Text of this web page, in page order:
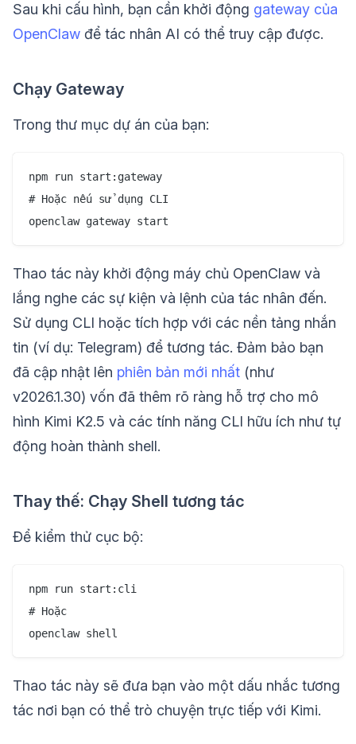
Sau khi cấu hình, bạn cần khởi động gateway của
OpenClaw để tác nhân AI có thể truy cập được.
Chạy Gateway
Trong thư mục dự án của bạn:
npm run start:gateway
# Hoặc nếu sử dụng CLI
Thao tác này khởi động máy chủ OpenClaw và
lắng nghe các sự kiện và lệnh của tác nhân đến.
Sử dụng CLI hoặc tích hợp với các nền tảng nhắn
tin (ví dụ: Telegram) để tương tác. Đảm bảo bạn
đã cập nhật lên phiên bản mới nhất (như
v2026.1.30) vốn đã thêm rõ ràng hỗ trợ cho mô
hình Kimi K2.5 và các tính năng CLI hữu ích như tự
động hoàn thành shell.
Thay thế: Chạy Shell tương tác
Để kiểm thử cục bộ:
npm run start:cli
# Hoặc
Thao tác này sẽ đưa bạn vào một dấu nhắc tương
tác nơi bạn có thể trò chuyện trực tiếp với Kimi.